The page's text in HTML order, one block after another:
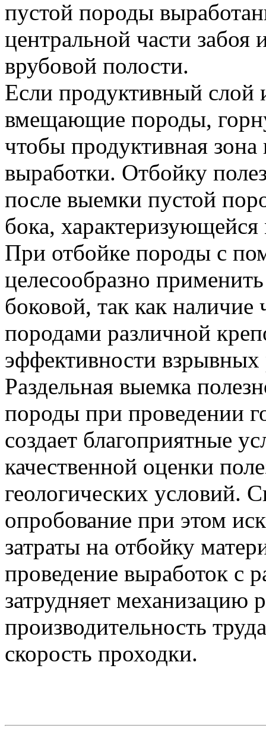
пустой породы
центральной части забоя
врубовой полости.
Если продуктивный
вмещающие породы,
чтобы продуктивная зона
выработки. Отбойку
после выемки пустой
бока,
При отбойке породы с
целесообразно
боковой, так как
породами различной
эффективности взрывных
Раздельная выемка
породы при проведении
создает благоприятные
качественной оценки
геологических условий.
опробование при этом
затраты на отбойку
проведение выработок с
затрудняет механизацию
производительность
скорость проходки.